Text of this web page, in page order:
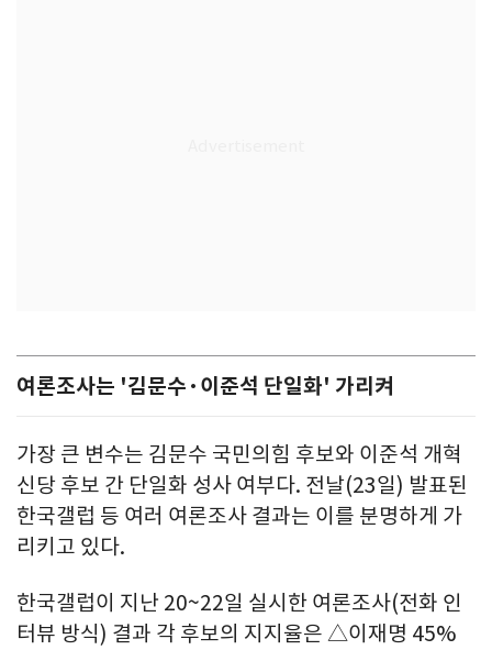
여론조사는 '김문수·이준석 단일화' 가리켜
가장 큰 변수는 김문수 국민의힘 후보와 이준석 개혁
신당 후보 간 단일화 성사 여부다. 전날(23일) 발표된
한국갤럽 등 여러 여론조사 결과는 이를 분명하게 가
리키고 있다.
한국갤럽이 지난 20~22일 실시한 여론조사(전화 인
터뷰 방식) 결과 각 후보의 지지율은 △이재명 45%